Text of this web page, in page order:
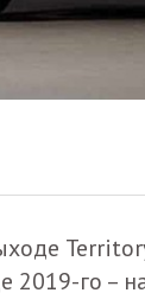
2019-го –